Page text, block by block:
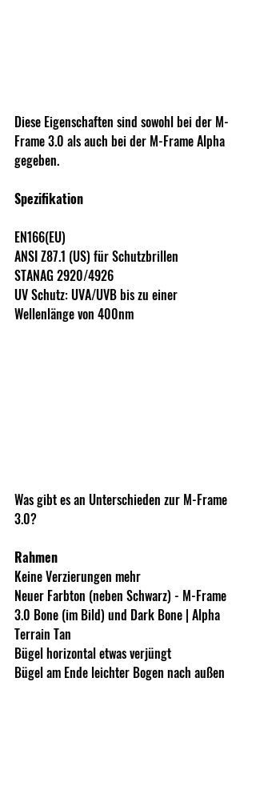
Diese Eigenschaften sind sowohl bei der M-
Frame 3.0 als auch bei der M-Frame Alpha
gegeben.
Spezifikation
EN166(EU)
ANSI Z87.1 (US) für Schutzbrillen
STANAG 2920/4926
UV Schutz: UVA/UVB bis zu einer
Wellenlänge von 400nm
Was gibt es an Unterschieden zur M-Frame
3.0?
Rahmen
Keine Verzierungen mehr
Neuer Farbton (neben Schwarz) - M-Frame
3.0 Bone (im Bild) und Dark Bone | Alpha
Terrain Tan
Bügel horizontal etwas verjüngt
Bügel am Ende leichter Bogen nach außen